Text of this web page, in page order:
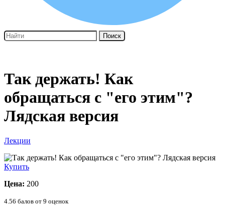
Поиск
Так держать! Как
обращаться с "его этим"?
Лядская версия
Лекции
Купить
Цена: 200
4.56 балов от 9 оценок